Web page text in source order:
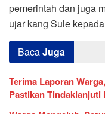
pemerintah dan juga
ujar kang Sule
BacaJuga
Terima Laporan
Pastikan Tindaklanjuti